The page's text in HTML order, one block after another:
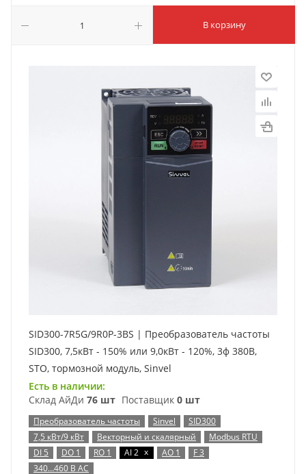
В корзину
SID300-7R5G/9R0P-3BS | Преобразователь частоты
SID300, 7,5кВт - 150% или 9,0кВт - 120%, 3ф 380В,
STO, тормозной модуль, Sinvel
Есть в наличии:
Склад АйДи 76 шт Поставщик 0 шт
Преобразователь частоты Sinvel
SID300
7,5 кВт/9 кВт
Векторный и скалярный
Modbus RTU
DI 5
DO 1 RO 1 AI 2 x AO 1
F 3
340…460 В AC